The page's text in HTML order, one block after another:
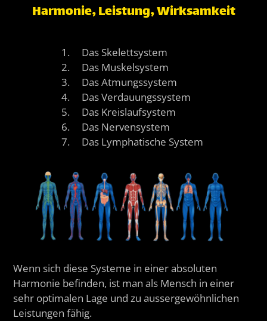
Harmonie, Leistung, Wirksamkeit
1. Das Skelettsystem
2. Das Muskelsystem
3. Das Atmungssystem
4. Das Verdauungssystem
5. Das Kreislaufsystem
6. Das Nervensystem
7. Das Lymphatische System
Wenn sich diese Systeme in einer absoluten
Harmonie befinden, ist man als Mensch in einer
sehr optimalen Lage und zu aussergewöhnlichen
Leistungen fähig.